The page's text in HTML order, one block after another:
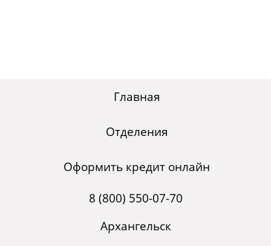
Главная
Отделения
Оформить кредит онлайн
8 (800) 550-07-70
Архангельск